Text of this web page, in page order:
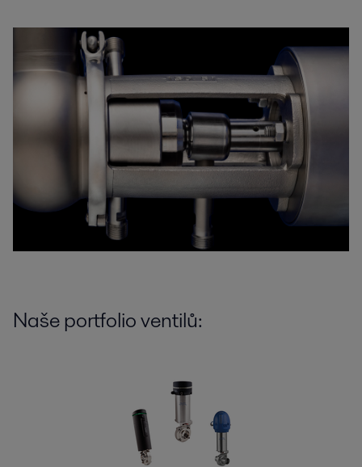
Naše portfolio ventilů: